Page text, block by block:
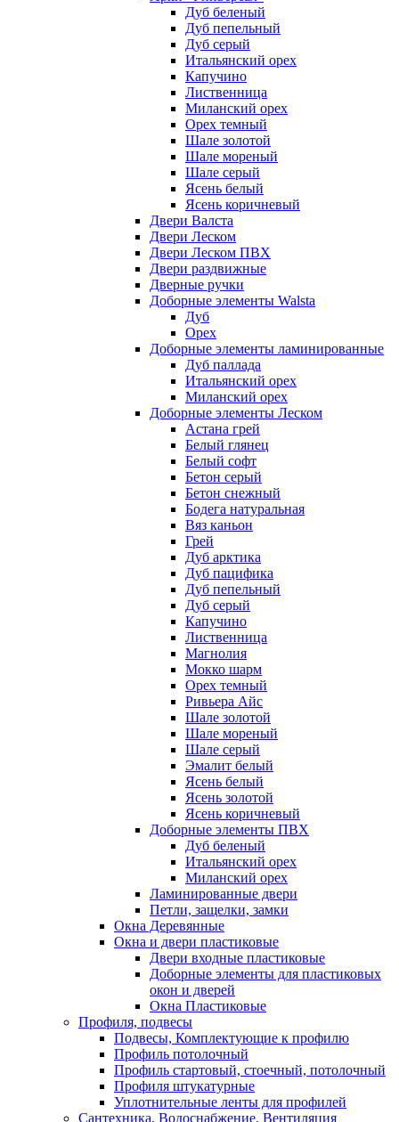
Дуб беленый
Дуб пепельный
Дуб серый
Итальянский орех
Капучино
Лиственница
Миланский орех
Орех темный
Шале золотой
Шале мореный
Шале серый
Ясень белый
Ясень коричневый
Двери Валста
Двери Леском
Двери Леском ПВХ
Двери раздвижные
Дверные ручки
Доборные элементы Walsta
Дуб
Орех
Доборные элементы ламинированные
Дуб паллада
Итальянский орех
Миланский орех
Доборные элементы Леском
Астана грей
Белый глянец
Белый софт
Бетон серый
Бетон снежный
Бодега натуральная
Вяз каньон
Грей
Дуб арктика
Дуб пацифика
Дуб пепельный
Дуб серый
Капучино
Лиственница
Магнолия
Мокко шарм
Орех темный
Ривьера Айс
Шале золотой
Шале мореный
Шале серый
Эмалит белый
Ясень белый
Ясень золотой
Ясень коричневый
Доборные элементы ПВХ
Дуб беленый
Итальянский орех
Миланский орех
Ламинированные двери
Петли, защелки, замки
Окна Деревянные
Окна и двери пластиковые
Двери входные пластиковые
Доборные элементы для пластиковых
окон и дверей
Окна Пластиковые
Профиля, подвесы
Подвесы, Комплектующие к профилю
Профиль потолочный
Профиль стартовый, стоечный, потолочный
Профиля штукатурные
Уплотнительные ленты для профилей
Сантехника, Водоснабжение, Вентиляция